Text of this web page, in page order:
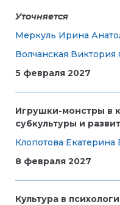
Уточняется
Меркуль Ирина
Волчанская Виктория
5 февраля 2027
Игрушки-монстры в
субкультуры и
Клопотова Екатерина
8 февраля 2027
Культура в